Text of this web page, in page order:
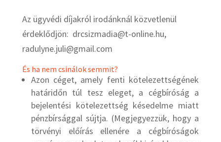
Az ügyvédi díjakról irodánknál közvetlenül
érdeklődjön: drcsizmadia@t-online.hu,
radulyne.juli@gmail.com
És ha nem csinálok semmit?
Azon céget, amely fenti kötelezettségének
határidőn túl tesz eleget, a cégbíróság a
bejelentési kötelezettség késedelme miatt
pénzbírsággal sújtja. (Megjegyezzük, hogy a
törvényi előírás ellenére a cégbíróságok